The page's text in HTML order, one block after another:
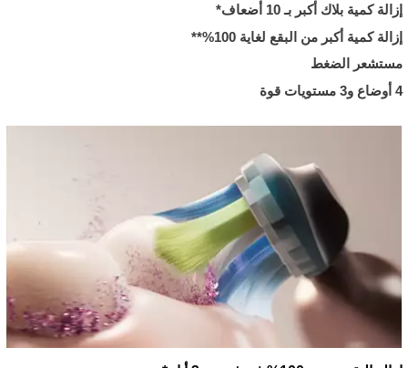
إزالة كمية بلاك أكبر بـ 10 أضعاف*
إزالة كمية أكبر من البقع لغاية 100%**
مستشعر الضغط
4 أوضاع و3 مستويات قوة